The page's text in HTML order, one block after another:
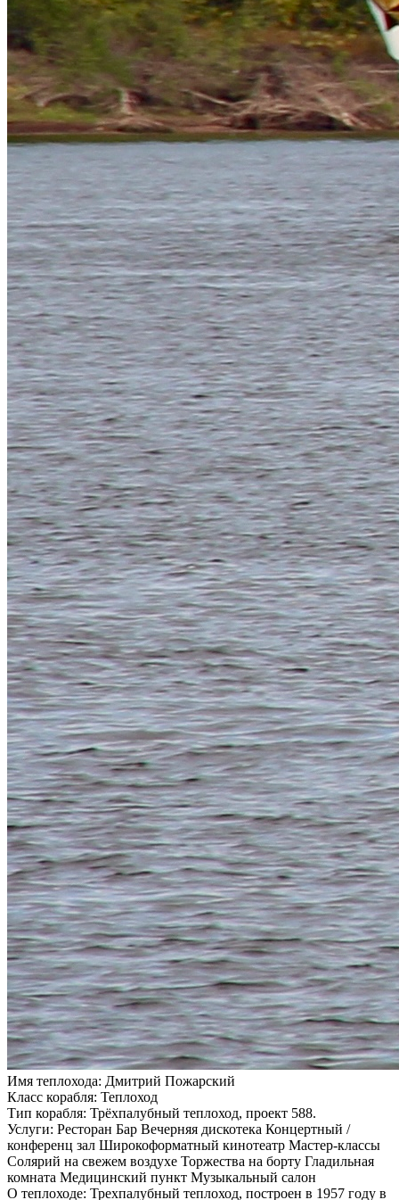
Имя теплохода: Дмитрий Пожарский
Класс корабля: Теплоход
Тип корабля: Трёхпалубный теплоход, проект 588.
Услуги: Ресторан Бар Вечерняя дискотека Концертный /
конференц зал Широкоформатный кинотеатр Мастер-классы
Солярий на свежем воздухе Торжества на борту Гладильная
комната Медицинский пункт Музыкальный салон
О теплоходе: Трехпалубный теплоход, построен в 1957 году в